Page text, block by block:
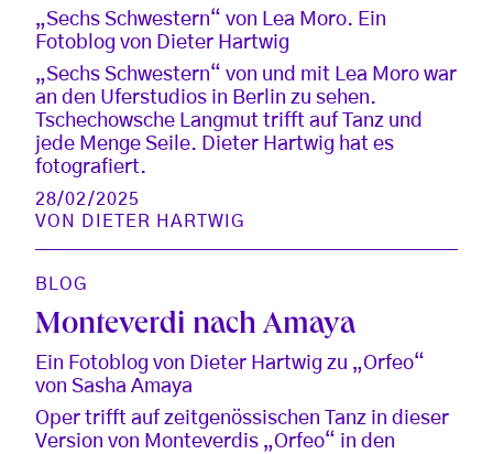
„Sechs Schwestern“ von Lea Moro. Ein
Fotoblog von Dieter Hartwig
„Sechs Schwestern“ von und mit Lea Moro war
an den Uferstudios in Berlin zu sehen.
Tschechowsche Langmut trifft auf Tanz und
jede Menge Seile. Dieter Hartwig hat es
fotografiert.
28/02/2025
VON
DIETER HARTWIG
BLOG
Monteverdi nach Amaya
Ein Fotoblog von Dieter Hartwig zu „Orfeo“
von Sasha Amaya
Oper trifft auf zeitgenössischen Tanz in dieser
Version von Monteverdis „Orfeo“ in den